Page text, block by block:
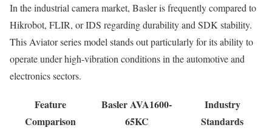
In the industrial camera market, Basler is frequently compared to
Hikrobot, FLIR, or IDS regarding durability and SDK stability.
This Aviator series model stands out particularly for its ability to
operate under high-vibration conditions in the automotive and
electronics sectors.
Feature
Comparison
Basler AVA1600-
65KC
Industry
Standards